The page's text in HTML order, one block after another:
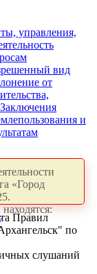
управления,
вид
от
Заключения
и
«Город
Правил
по
слушаний